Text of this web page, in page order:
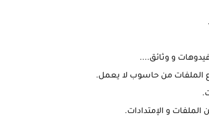
و وثائق....
الملفات من حاسوب لا يعمل.